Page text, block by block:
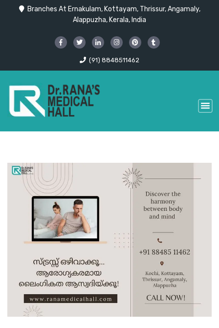
Branches At Ernakulam, Kottayam, Thrissur, Angamaly,
Alappuzha, Kerala, India
(91) 8848511462